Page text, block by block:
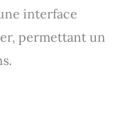
24 ipm
(couleur)
:
interface
permettant un